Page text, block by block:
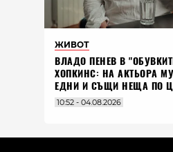
ЖИВОТ
ВЛАДO ПЕНЕВ В
ХОПКИНС: НА АКТЬОРА
ЕДНИ И СЪЩИ НЕЩА ПО
10:52 - 04.08.2026